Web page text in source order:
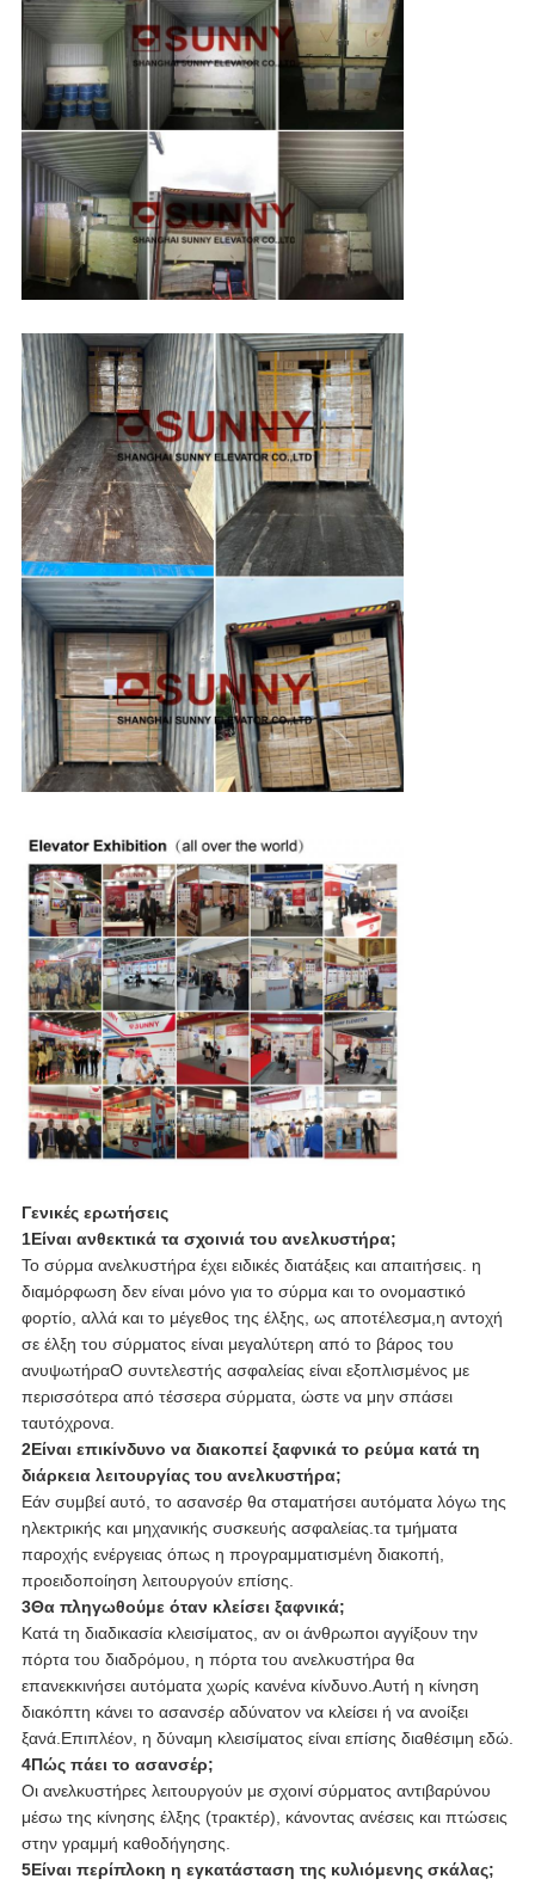
Γενικές ερωτήσεις
1Είναι ανθεκτικά τα σχοινιά του ανελκυστήρα;
Το σύρμα ανελκυστήρα έχει ειδικές διατάξεις και απαιτήσεις. η
διαμόρφωση δεν είναι μόνο για το σύρμα και το ονομαστικό
φορτίο, αλλά και το μέγεθος της έλξης, ως αποτέλεσμα,η αντοχή
σε έλξη του σύρματος είναι μεγαλύτερη από το βάρος του
ανυψωτήραΟ συντελεστής ασφαλείας είναι εξοπλισμένος με
περισσότερα από τέσσερα σύρματα, ώστε να μην σπάσει
ταυτόχρονα.
2Είναι επικίνδυνο να διακοπεί ξαφνικά το ρεύμα κατά τη
διάρκεια λειτουργίας του ανελκυστήρα;
Εάν συμβεί αυτό, το ασανσέρ θα σταματήσει αυτόματα λόγω της
ηλεκτρικής και μηχανικής συσκευής ασφαλείας.τα τμήματα
παροχής ενέργειας όπως η προγραμματισμένη διακοπή,
προειδοποίηση λειτουργούν επίσης.
3Θα πληγωθούμε όταν κλείσει ξαφνικά;
Κατά τη διαδικασία κλεισίματος, αν οι άνθρωποι αγγίξουν την
πόρτα του διαδρόμου, η πόρτα του ανελκυστήρα θα
επανεκκινήσει αυτόματα χωρίς κανένα κίνδυνο.Αυτή η κίνηση
διακόπτη κάνει το ασανσέρ αδύνατον να κλείσει ή να ανοίξει
ξανά.Επιπλέον, η δύναμη κλεισίματος είναι επίσης διαθέσιμη εδώ.
4Πώς πάει το ασανσέρ;
Οι ανελκυστήρες λειτουργούν με σχοινί σύρματος αντιβαρύνου
μέσω της κίνησης έλξης (τρακτέρ), κάνοντας ανέσεις και πτώσεις
στην γραμμή καθοδήγησης.
5Είναι περίπλοκη η εγκατάσταση της κυλιόμενης σκάλας;